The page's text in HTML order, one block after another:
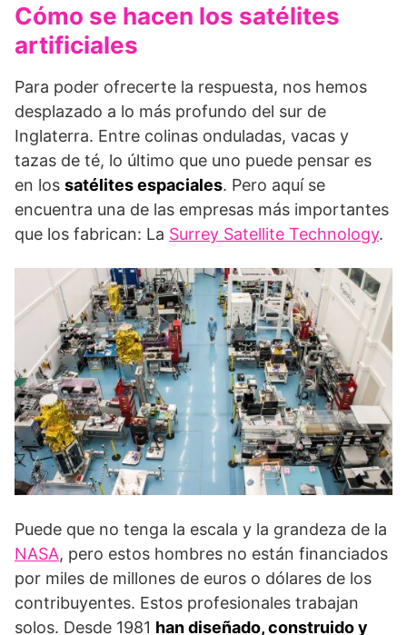
Cómo se hacen los satélites
artificiales
Para poder ofrecerte la respuesta, nos hemos
desplazado a lo más profundo del sur de
Inglaterra. Entre colinas onduladas, vacas y
tazas de té, lo último que uno puede pensar es
en los satélites espaciales. Pero aquí se
encuentra una de las empresas más importantes
que los fabrican: La Surrey Satellite Technology.
Puede que no tenga la escala y la grandeza de la
NASA, pero estos hombres no están financiados
por miles de millones de euros o dólares de los
contribuyentes. Estos profesionales trabajan
solos. Desde 1981 han diseñado, construido y